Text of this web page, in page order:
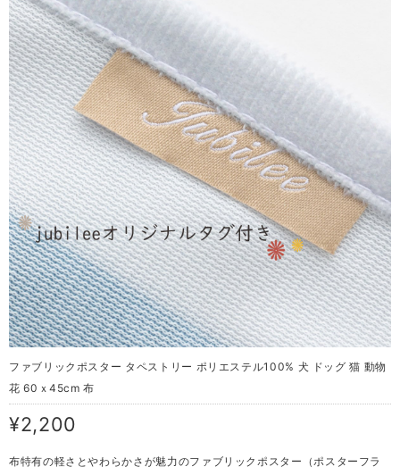
ファブリックポスター タペストリー ポリエステル100% 犬 ドッグ 猫 動物
花 60ｘ45cm 布
¥2,200
布特有の軽さとやわらかさが魅力のファブリックポスター（ポスターフラ